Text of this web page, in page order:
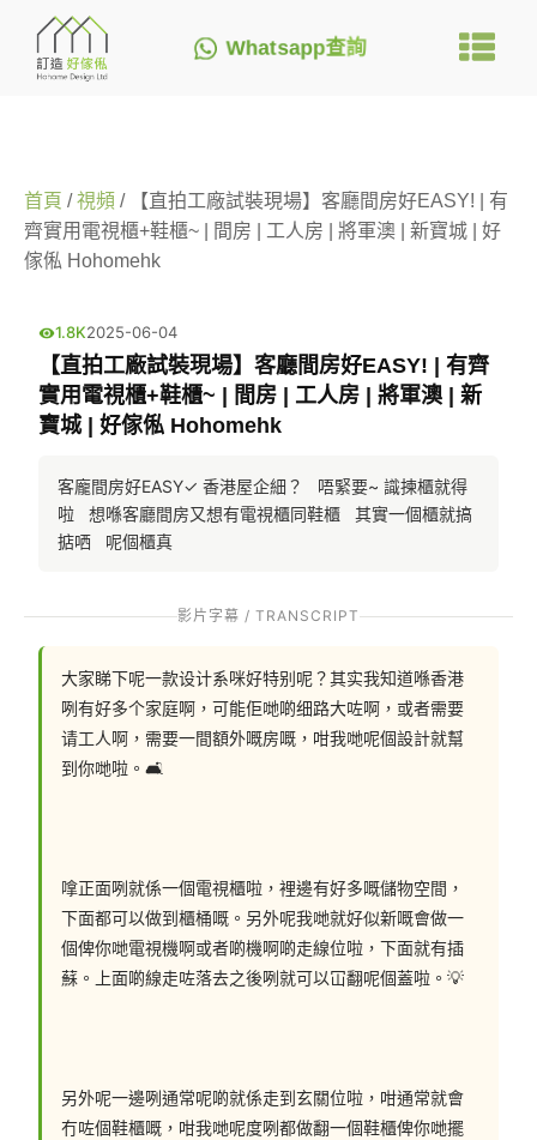
Whatsapp查詢
首頁 /視頻 / 【直拍工廠試裝現場】客廳間房好EASY! | 有
齊實用電視櫃+鞋櫃~ | 間房 | 工人房 | 將軍澳 | 新寶城 | 好
傢俬 Hohomehk
1.8K2025-06-04
【直拍工廠試裝現場】客廳間房好EASY! | 有齊
實用電視櫃+鞋櫃~ | 間房 | 工人房 | 將軍澳 | 新
寶城 | 好傢俬 Hohomehk
客龐間房好EASY✓ 香港屋企細？   唔緊要~ 識揀櫃就得
啦   想喺客廳間房又想有電視櫃同鞋櫃   其實一個櫃就搞
掂哂   呢個櫃真
影片字幕 / TRANSCRIPT
大家睇下呢一款设计系咪好特别呢？其实我知道喺香港
咧有好多个家庭啊，可能佢哋啲细路大咗啊，或者需要
请工人啊，需要一間額外嘅房嘅，咁我哋呢個設計就幫
到你哋啦。🛋
嗱正面咧就係一個電視櫃啦，裡邊有好多嘅儲物空間，
下面都可以做到櫃桶嘅。另外呢我哋就好似新嘅會做一
個俾你哋電視機啊或者啲機啊啲走線位啦，下面就有插
蘇。上面啲線走咗落去之後咧就可以冚翻呢個蓋啦。💡
另外呢一邊咧通常呢啲就係走到玄關位啦，咁通常就會
冇咗個鞋櫃嘅，咁我哋呢度咧都做翻一個鞋櫃俾你哋擺